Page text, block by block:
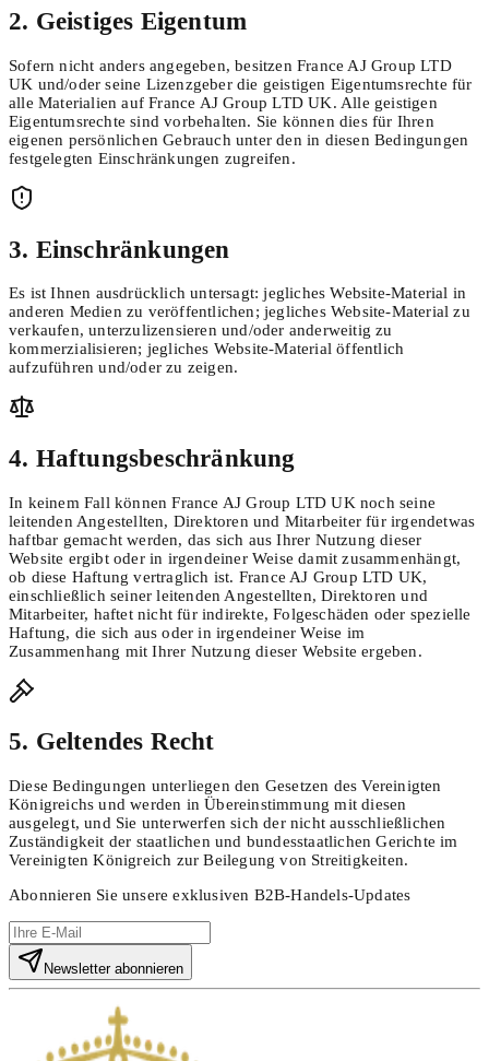
2. Geistiges Eigentum
Sofern nicht anders angegeben, besitzen France AJ Group LTD
UK und/oder seine Lizenzgeber die geistigen Eigentumsrechte für
alle Materialien auf France AJ Group LTD UK. Alle geistigen
Eigentumsrechte sind vorbehalten. Sie können dies für Ihren
eigenen persönlichen Gebrauch unter den in diesen Bedingungen
festgelegten Einschränkungen zugreifen.
3. Einschränkungen
Es ist Ihnen ausdrücklich untersagt: jegliches Website-Material in
anderen Medien zu veröffentlichen; jegliches Website-Material zu
verkaufen, unterzulizensieren und/oder anderweitig zu
kommerzialisieren; jegliches Website-Material öffentlich
aufzuführen und/oder zu zeigen.
4. Haftungsbeschränkung
In keinem Fall können France AJ Group LTD UK noch seine
leitenden Angestellten, Direktoren und Mitarbeiter für irgendetwas
haftbar gemacht werden, das sich aus Ihrer Nutzung dieser
Website ergibt oder in irgendeiner Weise damit zusammenhängt,
ob diese Haftung vertraglich ist. France AJ Group LTD UK,
einschließlich seiner leitenden Angestellten, Direktoren und
Mitarbeiter, haftet nicht für indirekte, Folgeschäden oder spezielle
Haftung, die sich aus oder in irgendeiner Weise im
Zusammenhang mit Ihrer Nutzung dieser Website ergeben.
5. Geltendes Recht
Diese Bedingungen unterliegen den Gesetzen des Vereinigten
Königreichs und werden in Übereinstimmung mit diesen
ausgelegt, und Sie unterwerfen sich der nicht ausschließlichen
Zuständigkeit der staatlichen und bundesstaatlichen Gerichte im
Vereinigten Königreich zur Beilegung von Streitigkeiten.
Abonnieren Sie unsere exklusiven B2B-Handels-Updates
Newsletter abonnieren